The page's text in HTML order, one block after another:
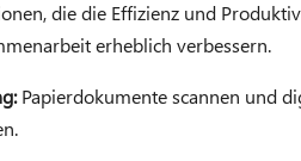
die die Effizienz und
erheblich verbessern.
Papierdokumente scannen und